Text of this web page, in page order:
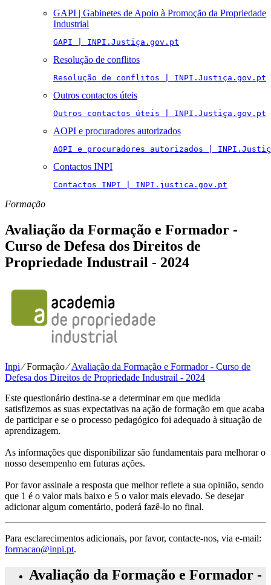
GAPI | Gabinetes de Apoio à Promoção da Propriedade
Industrial
GAPI | INPI.Justiça.gov.pt
Resolução de conflitos
Resolução de conflitos | INPI.Justiça.gov.pt
Outros contactos úteis
Outros contactos úteis | INPI.Justiça.gov.pt
AOPI e procuradores autorizados
AOPI e procuradores autorizados |
Contactos INPI
Contactos INPI | INPI.justica.gov.pt
Formação
Avaliação da Formação e Formador -
Curso de Defesa dos Direitos de
Propriedade Industrail - 2024
Inpi⁄Formação⁄Avaliação da Formação e Formador - Curso de
Defesa dos Direitos de Propriedade Industrail - 2024
Este questionário destina-se a determinar em que medida
satisfizemos as suas expectativas na ação de formação em que acaba
de participar e se o processo pedagógico foi adequado à situação de
aprendizagem.
As informações que disponibilizar são fundamentais para melhorar o
nosso desempenho em futuras ações.
Por favor assinale a resposta que melhor reflete a sua opinião, sendo
que 1 é o valor mais baixo e 5 o valor mais elevado. Se desejar
adicionar algum comentário, poderá fazê-lo no final.
Para esclarecimentos adicionais, por favor, contacte-nos, via e-mail:
formacao@inpi.pt.
Avaliação da Formação e Formador -